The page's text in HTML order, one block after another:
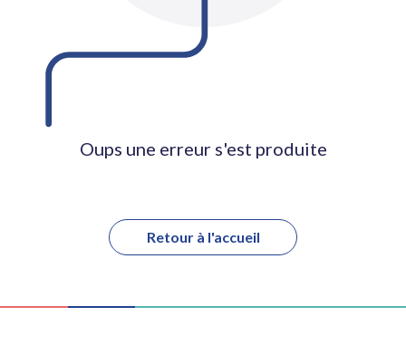
Oups une erreur s'est produite
Retour à l'accueil